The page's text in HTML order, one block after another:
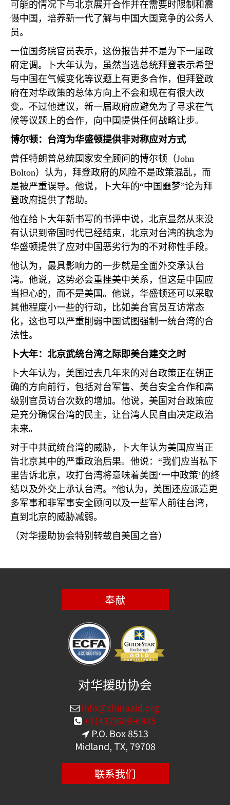
可能的情况下与北京展开合作并在需要时限制和震
慑中国，培养新一代了解与中国大国竞争的公务人
员。
一位国务院官员表示，这份报告并不是为下一届政
府定调。卜大年认为，虽然当选总统拜登表示希望
与中国在气候变化等议题上有更多合作，但拜登政
府在对华政策的总体方向上不会和现在有很大改
变。不过他建议，新一届政府应避免为了寻求在气
候等议题上的合作，向中国提供任何战略让步。
博尔顿：台湾为华盛顿提供非对称应对方式
曾任特朗普总统国家安全顾问的博尔顿（John
Bolton）认为，拜登政府的风险不是政策混乱，而
是被严重误导。他说，卜大年的“中国噩梦”论为拜
登政府提供了帮助。
他在给卜大年新书写的书评中说，北京显然从来没
有认识到帝国时代已经结束，北京对台湾的执念为
华盛顿提供了应对中国恶劣行为的不对称性手段。
他认为，最具影响力的一步就是全面外交承认台
湾。他说，这势必会重挫美中关系，但这是中国应
当担心的，而不是美国。他说，华盛顿还可以采取
其他程度小一些的行动，比如美台官员互访常态
化，这也可以严重削弱中国试图强制一统台湾的合
法性。
卜大年：北京武统台湾之际即美台建交之时
卜大年认为，美国过去几年来的对台政策正在朝正
确的方向前行，包括对台军售、美台安全合作和高
级别官员访台次数的增加。他说，美国对台政策应
是充分确保台湾的民主，让台湾人民自由决定政治
未来。
对于中共武统台湾的威胁，卜大年认为美国应当正
告北京其中的严重政治后果。他说：“我们应当私下
里告诉北京，攻打台湾将意味着美国‘一中政策’的终
结以及外交上承认台湾。”他认为，美国还应派遣更
多军事和非军事安全顾问以及一些军人前往台湾，
直到北京的威胁减弱。
（对华援助协会特别转载自美国之音）
奉献
对华援助协会
info@chinaaid.org
+1(432)689-6985
P.O. Box 8513
Midland, TX, 79708
联系我们